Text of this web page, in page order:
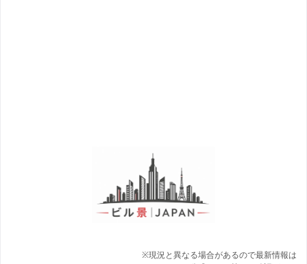
※現況と異なる場合があるので最新情報は